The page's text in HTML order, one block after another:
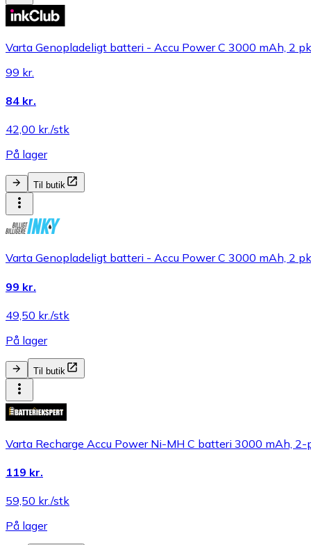
Varta Genopladeligt batteri - Accu Power C 3000 mAh, 2
99 kr.
84 kr.
42,00 kr./stk
På lager
Til butik
Varta Genopladeligt batteri - Accu Power C 3000 mAh, 2
99 kr.
49,50 kr./stk
På lager
Til butik
Varta Recharge Accu Power Ni-MH C batteri 3000 mAh, 2-
119 kr.
59,50 kr./stk
På lager